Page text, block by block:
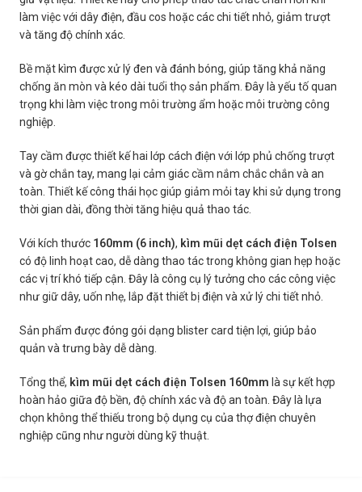
làm việc với dây điện, đầu cos hoặc các chi tiết nhỏ, giảm trượt
và tăng độ chính xác.
Bề mặt kìm được xử lý đen và đánh bóng, giúp tăng khả năng
chống ăn mòn và kéo dài tuổi thọ sản phẩm. Đây là yếu tố quan
trọng khi làm việc trong môi trường ẩm hoặc môi trường công
nghiệp.
Tay cầm được thiết kế hai lớp cách điện với lớp phủ chống trượt
và gờ chắn tay, mang lại cảm giác cầm nắm chắc chắn và an
toàn. Thiết kế công thái học giúp giảm mỏi tay khi sử dụng trong
thời gian dài, đồng thời tăng hiệu quả thao tác.
Với kích thước 160mm (6 inch), kìm mũi dẹt cách điện Tolsen
có độ linh hoạt cao, dễ dàng thao tác trong không gian hẹp hoặc
các vị trí khó tiếp cận. Đây là công cụ lý tưởng cho các công việc
như giữ dây, uốn nhẹ, lắp đặt thiết bị điện và xử lý chi tiết nhỏ.
Sản phẩm được đóng gói dạng blister card tiện lợi, giúp bảo
quản và trưng bày dễ dàng.
Tổng thể, kìm mũi dẹt cách điện Tolsen 160mm là sự kết hợp
hoàn hảo giữa độ bền, độ chính xác và độ an toàn. Đây là lựa
chọn không thể thiếu trong bộ dụng cụ của thợ điện chuyên
nghiệp cũng như người dùng kỹ thuật.